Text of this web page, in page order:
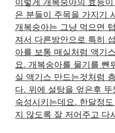
이렇게 개복숭아의 효능
은 분들이 주목을 가지기
개복숭아는 그냥 먹으면
져서 다른방안으로 특히
아를 보통 매실처럼 액기
요. 개복숭아를 물기를 뺀
실 액기스 만드는것처럼
다. 위에 설탕을 엎은후
숙성시키는데요. 한달정
지 않도록 잘 저어주고 다